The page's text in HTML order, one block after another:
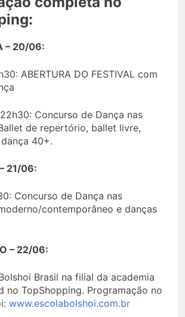
– 20/06:
ABERTURA DO FESTIVAL com
Concurso de Dança nas
de repertório, ballet livre,
40+.
21/06:
Concurso de Dança nas
contemporâneo e danças
– 22/06:
Brasil na filial da academia
no TopShopping. Programação no
www.escolabolshoi.com.br